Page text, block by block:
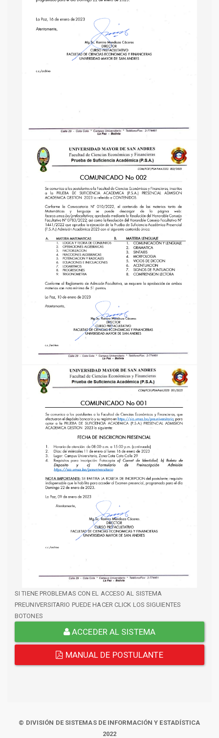
SI TIENE PROBLEMAS CON EL ACCESO AL SISTEMA
PREUNIVERSITARIO PUEDE HACER CLICK LOS SIGUIENTES
BOTONES
ACCEDER AL SISTEMA
MANUAL DE POSTULANTE
© DIVISIÓN DE SISTEMAS DE INFORMACIÓN Y ESTADÍSTICA
2022